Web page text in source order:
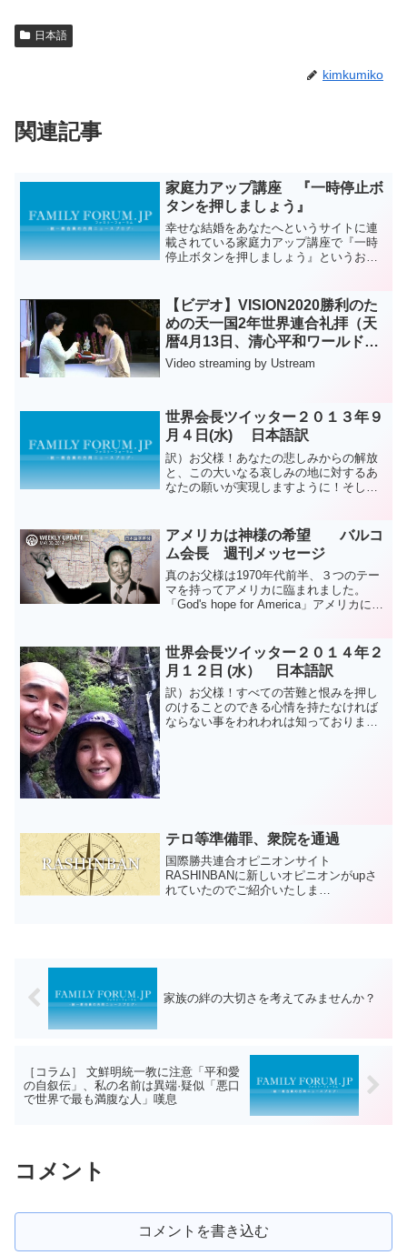
日本語
kimkumiko
関連記事
家庭力アップ講座 『一時停止ボ
タンを押しましょう』
幸せな結婚をあなたへというサイトに連
載されている家庭力アップ講座で『一時
停止ボタンを押しましょう』というお話
で紹介致します。是非ご覧ください。＿
＿＿＿＿＿＿＿＿＿＿＿＿...
【ビデオ】VISION2020勝利のた
めの天一国2年世界連合礼拝（天
暦4月13日、清心平和ワールドセ
ンター）
Video streaming by Ustream
世界会長ツイッター２０１３年９
月４日(水) 日本語訳
訳）お父様！あなたの悲しみからの解放
と、この大いなる哀しみの地に対するあ
なたの願いが実現しますように！そして
resolution of your grie...
アメリカは神様の希望 バルコ
ム会長 週刊メッセージ
真のお父様は1970年代前半、３つのテー
マを持ってアメリカに臨まれました。
「God's hope for America」アメリカに対
future ...
世界会長ツイッター２０１４年２
月１２日 (水） 日本語訳
訳）お父様！すべての苦難と恨みを押し
のけることのできる心情を持たなければ
ならない事をわれわれは知っておりま
テロ等準備罪、衆院を通過
国際勝共連合オピニオンサイト
RASHINBANに新しいオピニオンがupさ
れていたのでご紹介いたしま
家族の絆の大切さを考えてみませんか？
［コラム］ 文鮮明統一教に注意「平和愛
の自叙伝」、私の名前は異端·疑似「悪口
で世界で最も満腹な人」嘆息
コメント
コメントを書き込む